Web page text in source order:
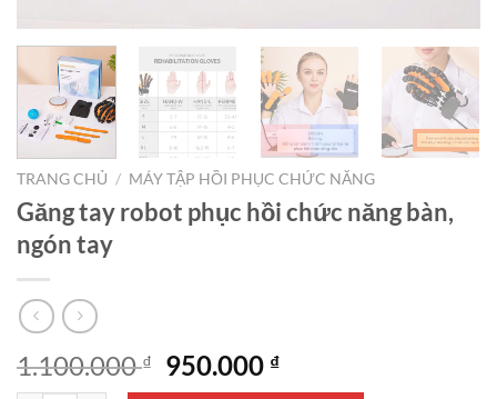
TRANG CHỦ / MÁY TẬP HỒI PHỤC CHỨC NĂNG
Găng tay robot phục hồi chức năng bàn,
ngón tay
1.100.000₫
Giá
gốc
950.000 ₫Giá
hiện